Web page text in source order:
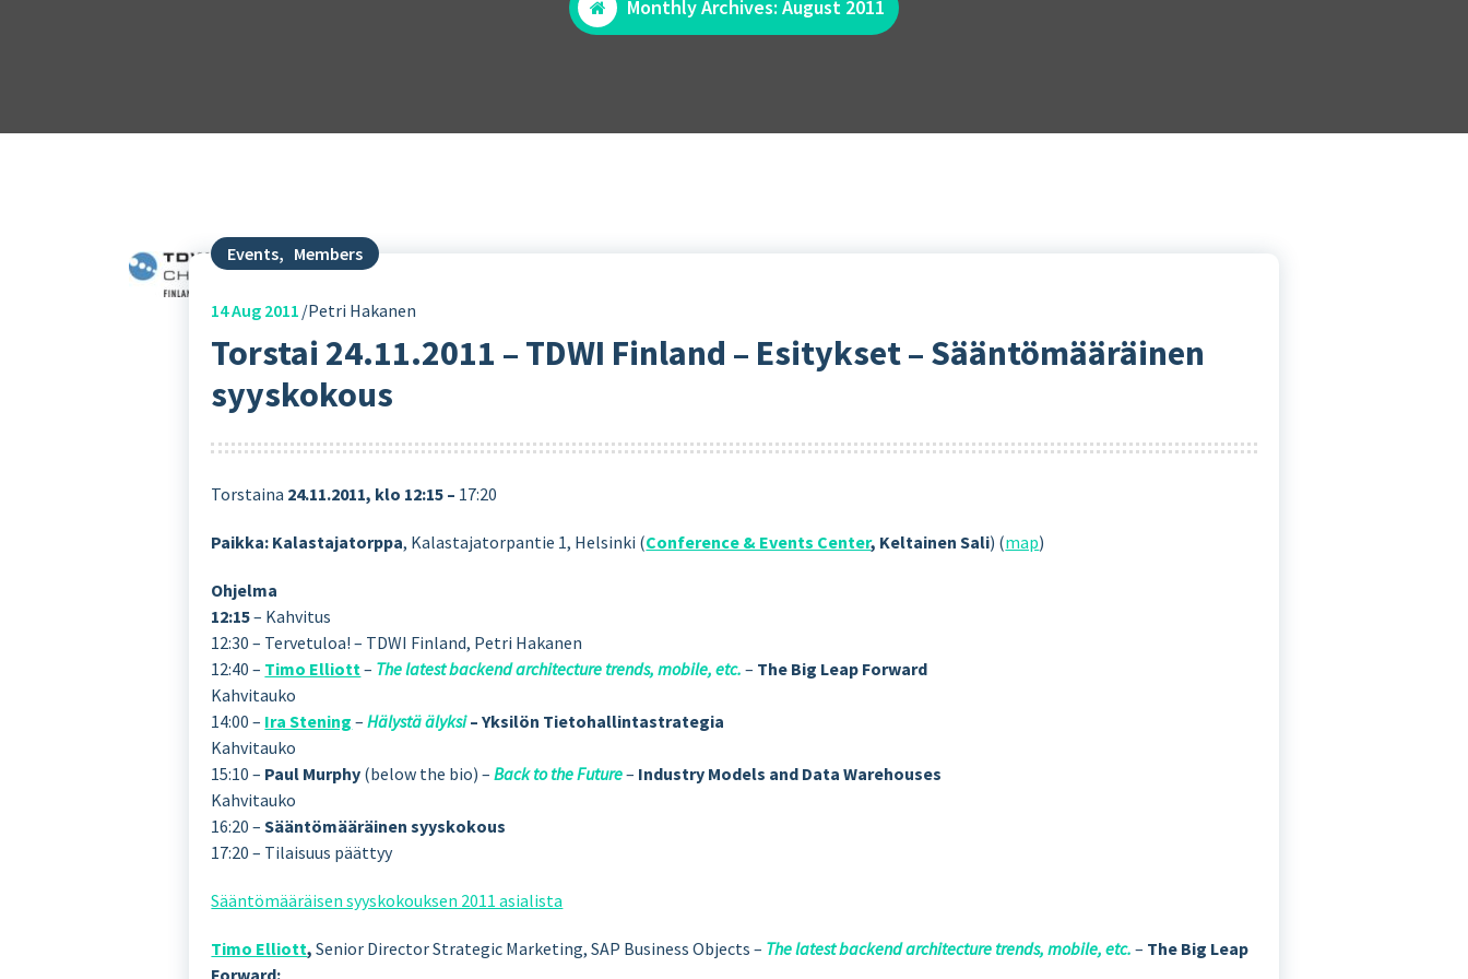
Monthly Archives: August 2011
Events, Members
14Aug 2011 Petri Hakanen
Torstai 24.11.2011 – TDWI Finland – Esitykset – Sääntömääräinen
syyskokous
Torstaina 24.11.2011, klo 12:15 – 17:20
Paikka: Kalastajatorppa, Kalastajatorpantie 1, Helsinki (Conference & Events Center, Keltainen Sali) (map)
Ohjelma
12:15– Kahvitus
12:30 – Tervetuloa! – TDWI Finland, Petri Hakanen
12:40 – Timo Elliott – The latest backend architecture trends, mobile, etc. – The Big Leap Forward
Kahvitauko
14:00 – Ira Stening –Hälystä älyksi– Yksilön Tietohallintastrategia
Kahvitauko
15:10 – Paul Murphy (below the bio) –Back to the Future– Industry Models and Data Warehouses
Kahvitauko
16:20 –Sääntömääräinen syyskokous
17:20 – Tilaisuus päättyy
Sääntömääräisen syyskokouksen 2011 asialista
Timo Elliott,Senior Director Strategic Marketing, SAP Business Objects – The latest backend architecture trends, mobile, etc. – The Big Leap
Forward: